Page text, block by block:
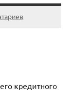
кредитного